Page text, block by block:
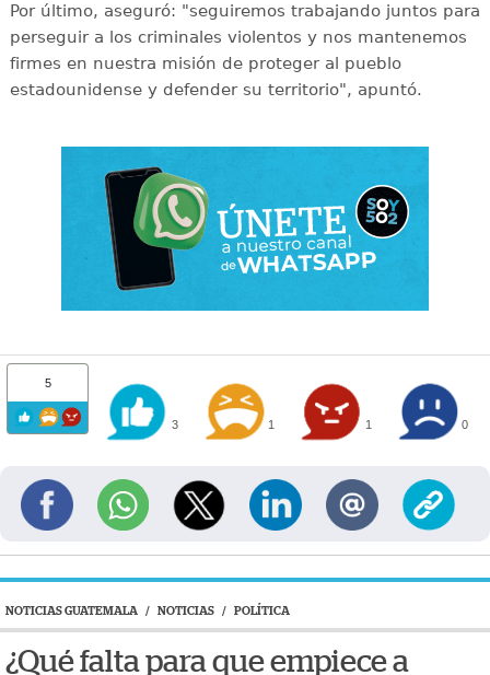
Por último, aseguró: "seguiremos trabajando juntos para
perseguir a los criminales violentos y nos mantenemos
firmes en nuestra misión de proteger al pueblo
estadounidense y defender su territorio", apuntó.
5
3 1 1 0
NOTICIAS GUATEMALA / NOTICIAS / POLÍTICA
¿Qué falta para que empiece a